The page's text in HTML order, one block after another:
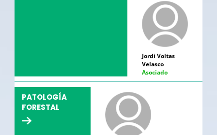
Jordi Voltas
Velasco
Asociado
PATOLOGÍA
FORESTAL